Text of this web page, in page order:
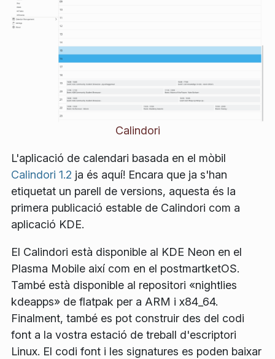
Calindori
L'aplicació de calendari basada en el mòbil
Calindori 1.2 ja és aquí! Encara que ja s'han
etiquetat un parell de versions, aquesta és la
primera publicació estable de Calindori com a
aplicació KDE.
El Calindori està disponible al KDE Neon en el
Plasma Mobile així com en el postmartketOS.
També està disponible al repositori «nightlies
kdeapps» de flatpak per a ARM i x84_64.
Finalment, també es pot construir des del codi
font a la vostra estació de treball d'escriptori
Linux. El codi font i les signatures es poden baixar